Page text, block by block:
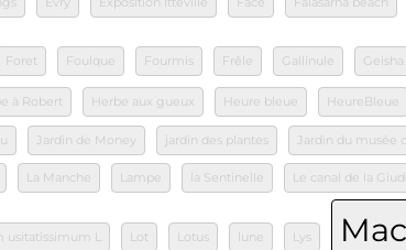
Foret Foulque Fourmis Frêle Gallinule Geisha
à Robert Herbe aux gueux Heure bleue HeureBleue
Jardin de Money jardin des plantes Jardin du musée
La Manche Lampe la Sentinelle Le canal de la
usitatissimum L Lot Lotus lune Lys